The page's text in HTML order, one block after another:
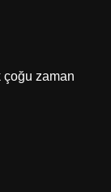
çoğu zaman